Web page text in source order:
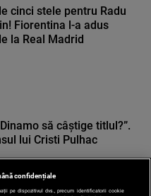
cinci stele pentru Radu
Fiorentina l-a adus
la Real Madrid
să câștige titlul?”.
lui Cristi Pulhac
confidențiale
pe dispozitivul dvs., precum identificatorii cookie